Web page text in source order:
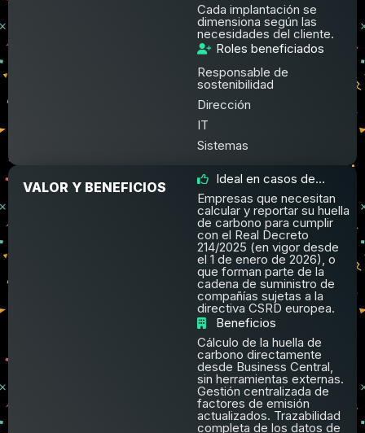
Cada implantación se
dimensiona según las
necesidades del cliente.
Roles beneficiados
Responsable de
sostenibilidad
Dirección
IT
Sistemas
VALOR Y BENEFICIOS
Ideal en casos de...
Empresas que necesitan
calcular y reportar su huella
de carbono para cumplir
con el Real Decreto
214/2025 (en vigor desde
el 1 de enero de 2026), o
que forman parte de la
cadena de suministro de
compañías sujetas a la
directiva CSRD europea.
Beneficios
Cálculo de la huella de
carbono directamente
desde Business Central,
sin herramientas externas.
Gestión centralizada de
factores de emisión
actualizados. Trazabilidad
completa de los datos de